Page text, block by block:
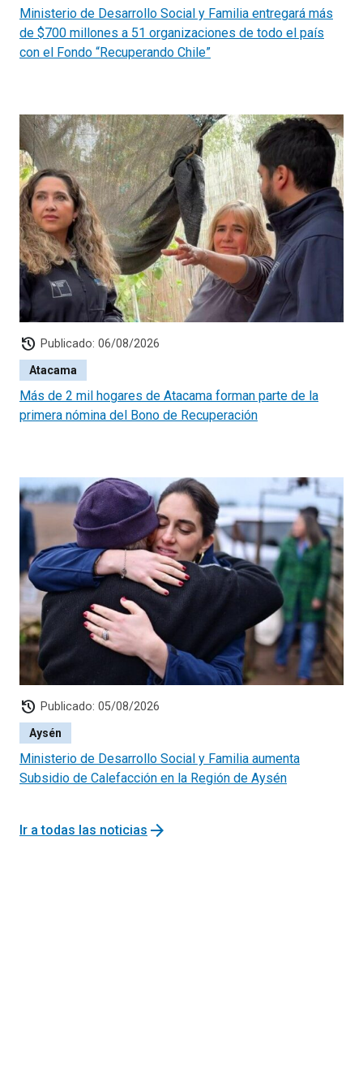
Ministerio de Desarrollo Social y Familia entregará más
de $700 millones a 51 organizaciones de todo el país
con el Fondo “Recuperando Chile”
history Publicado: 06/08/2026
Atacama
Más de 2 mil hogares de Atacama forman parte de la
primera nómina del Bono de Recuperación
history Publicado: 05/08/2026
Aysén
Ministerio de Desarrollo Social y Familia aumenta
Subsidio de Calefacción en la Región de Aysén
Ir a todas las noticias arrow_forward